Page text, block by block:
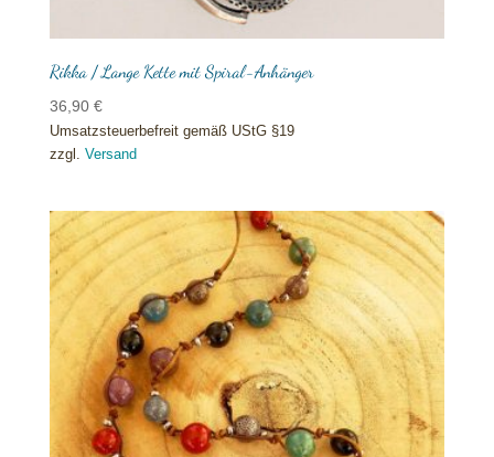
Rikka / Lange Kette mit Spiral-Anhänger
36,90 €
Umsatzsteuerbefreit gemäß UStG §19
zzgl. Versand